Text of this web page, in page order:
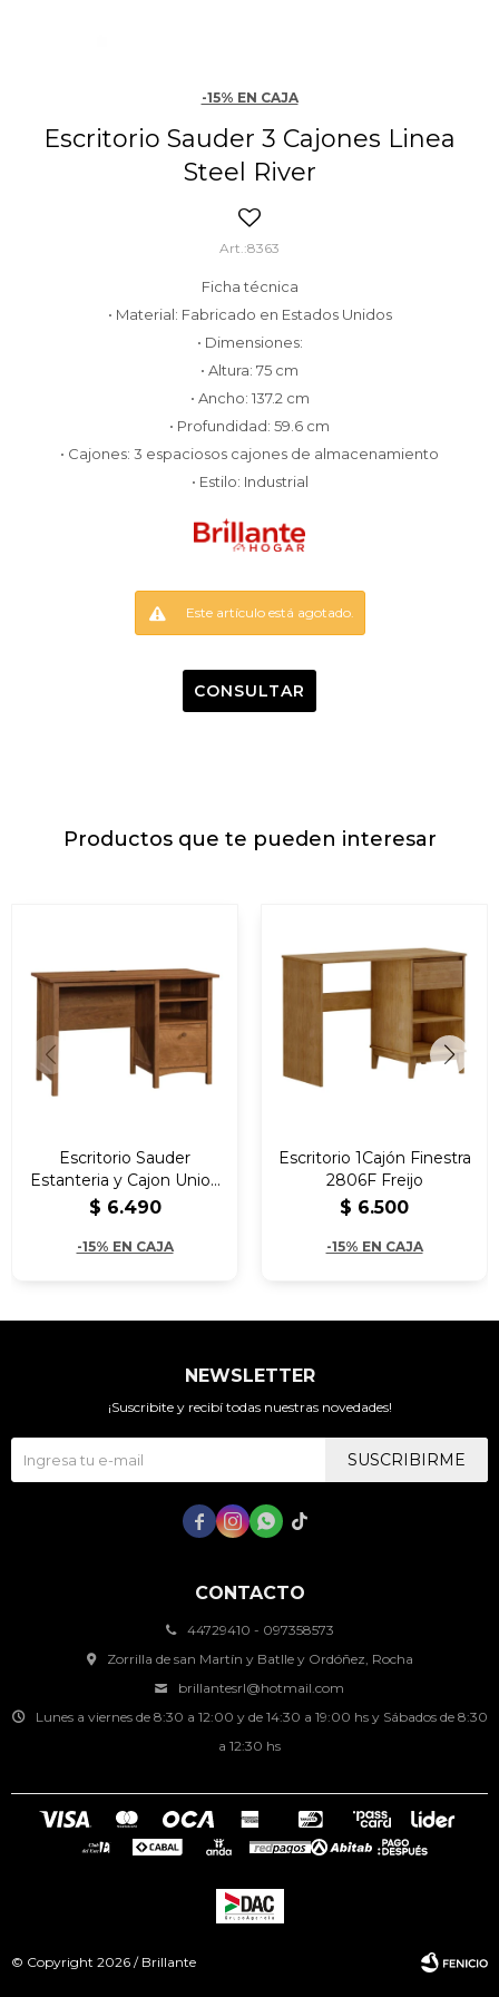
-15% EN CAJA
Escritorio Sauder 3 Cajones Linea
Steel River
8363
Ficha técnica
• Material: Fabricado en Estados Unidos
• Dimensiones:
• Altura: 75 cm
• Ancho: 137.2 cm
• Profundidad: 59.6 cm
• Cajones: 3 espaciosos cajones de almacenamiento
• Estilo: Industrial
Este artículo está agotado.
CONSULTAR
Productos que te pueden interesar
Escritorio Sauder
Estanteria y Cajon Union
Plain
$ 6.490
-15% EN CAJA
Escritorio 1Cajón Finestra
2806F Freijo
$ 6.500
-15% EN CAJA
CONTACTO
44729410 - 097358573
Zorrilla de san Martín y Batlle y Ordóñez, Rocha
brillantesrl@hotmail.com
Lunes a viernes de 8:30 a 12:00 y de 14:30 a 19:00 hs y Sábados de 8:30
a 12:30 hs
NEWSLETTER
¡Suscribite y recibí todas nuestras novedades!
SUSCRIBIRME
   
© Copyright 2026 / Brillante